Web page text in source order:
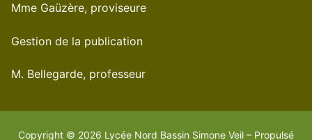
Mme Gaüzère, proviseure
Gestion de la publication
M. Bellegarde, professeur
Copyright © 2026 Lycée Nord Bassin Simone Veil – Propulsé